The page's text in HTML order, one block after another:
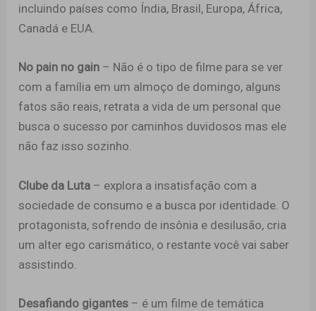
incluindo países como Índia, Brasil, Europa, África,
Canadá e EUA.
No pain no gain – Não é o tipo de filme para se ver
com a família em um almoço de domingo, alguns
fatos são reais, retrata a vida de um personal que
busca o sucesso por caminhos duvidosos mas ele
não faz isso sozinho.
Clube da Luta – explora a insatisfação com a
sociedade de consumo e a busca por identidade. O
protagonista, sofrendo de insônia e desilusão, cria
um alter ego carismático, o restante você vai saber
assistindo.
Desafiando gigantes – é um filme de temática